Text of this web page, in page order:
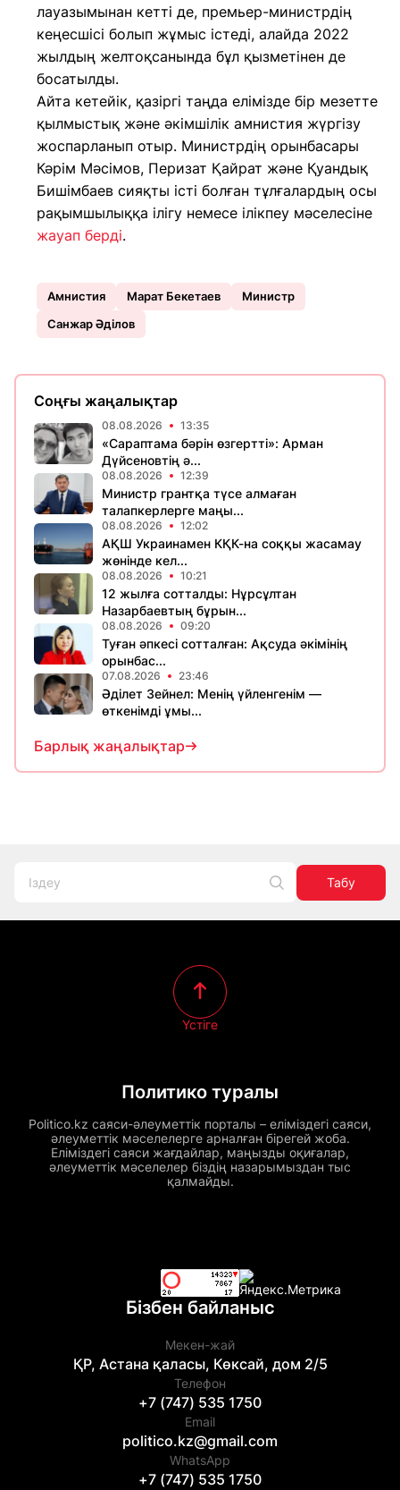
лауазымынан кетті де, премьер-министрдің
кеңесшісі болып жұмыс істеді, алайда 2022
жылдың желтоқсанында бұл қызметінен де
босатылды.
Айта кетейік, қазіргі таңда елімізде бір мезетте
қылмыстық және әкімшілік амнистия жүргізу
жоспарланып отыр. Министрдің орынбасары
Кәрім Мәсімов, Перизат Қайрат және Қуандық
Бишімбаев сияқты істі болған тұлғалардың осы
рақымшылыққа ілігу немесе ілікпеу мәселесіне
жауап берді.
Амнистия Марат Бекетаев
Министр
Санжар Әділов
Соңғы жаңалықтар
08.08.2026 13:35
«Сараптама бәрін өзгертті»: Арман
Дүйсеновтің ә...
08.08.2026 12:39
Министр грантқа түсе алмаған
талапкерлерге маңы...
08.08.2026 12:02
АҚШ Украинамен КҚК-на соққы жасамау
жөнінде кел...
08.08.2026 10:21
12 жылға сотталды: Нұрсұлтан
Назарбаевтың бұрын...
08.08.2026 09:20
Туған әпкесі сотталған: Ақсуда әкімінің
орынбас...
07.08.2026 23:46
Әділет Зейнел: Менің үйленгенім —
өткенімді ұмы...
Барлық жаңалықтар
Табу
Политико туралы
Politico.kz саяси-әлеуметтік порталы – еліміздегі саяси,
әлеуметтік мәселелерге арналған бірегей жоба.
Еліміздегі саяси жағдайлар, маңызды оқиғалар,
әлеуметтік мәселелер біздің назарымыздан тыс
қалмайды.
Үстіге
Бізбен байланыс
Мекен-жай
ҚР, Астана қаласы, Көксай, дом 2/5
Телефон
+7 (747) 535 1750
Email
politico.kz@gmail.com
WhatsApp
+7 (747) 535 1750